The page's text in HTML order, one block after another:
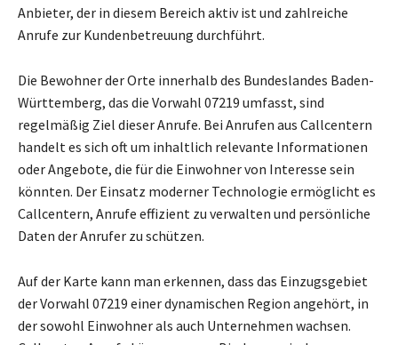
Anbieter, der in diesem Bereich aktiv ist und zahlreiche
Anrufe zur Kundenbetreuung durchführt.
Die Bewohner der Orte innerhalb des Bundeslandes Baden-
Württemberg, das die Vorwahl 07219 umfasst, sind
regelmäßig Ziel dieser Anrufe. Bei Anrufen aus Callcentern
handelt es sich oft um inhaltlich relevante Informationen
oder Angebote, die für die Einwohner von Interesse sein
könnten. Der Einsatz moderner Technologie ermöglicht es
Callcentern, Anrufe effizient zu verwalten und persönliche
Daten der Anrufer zu schützen.
Auf der Karte kann man erkennen, dass das Einzugsgebiet
der Vorwahl 07219 einer dynamischen Region angehört, in
der sowohl Einwohner als auch Unternehmen wachsen.